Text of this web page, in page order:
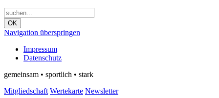
OK
Navigation überspringen
Impressum
Datenschutz
gemeinsam • sportlich • stark
Mitgliedschaft Wertekarte Newsletter